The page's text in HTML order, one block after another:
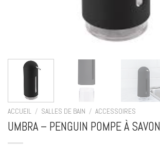
ACCUEIL / SALLES DE BAIN / ACCESSOIRES
UMBRA – PENGUIN POMPE À SAVON